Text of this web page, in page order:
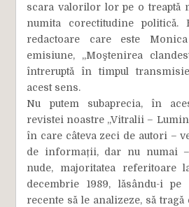
scara valorilor lor pe o treaptă
numita corectitudine politică.
redactoare care este
emisiune, „Moştenirea
întreruptă în timpul
acest sens.
Nu putem subaprecia, în
revistei noastre „Vitralii –
în care câteva zeci de autori –
de informații, dar nu numai –
nude, majoritatea referitoare
decembrie 1989, lăsându-i
recente să le analizeze, să